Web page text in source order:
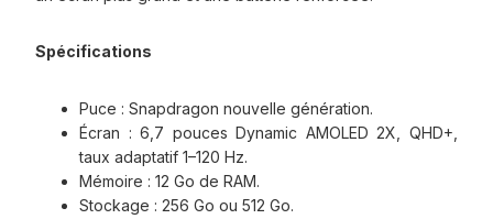
Spécifications
Puce : Snapdragon nouvelle génération.
Écran : 6,7 pouces Dynamic AMOLED 2X, QHD+,
taux adaptatif 1–120 Hz.
Mémoire : 12 Go de RAM.
Stockage : 256 Go ou 512 Go.